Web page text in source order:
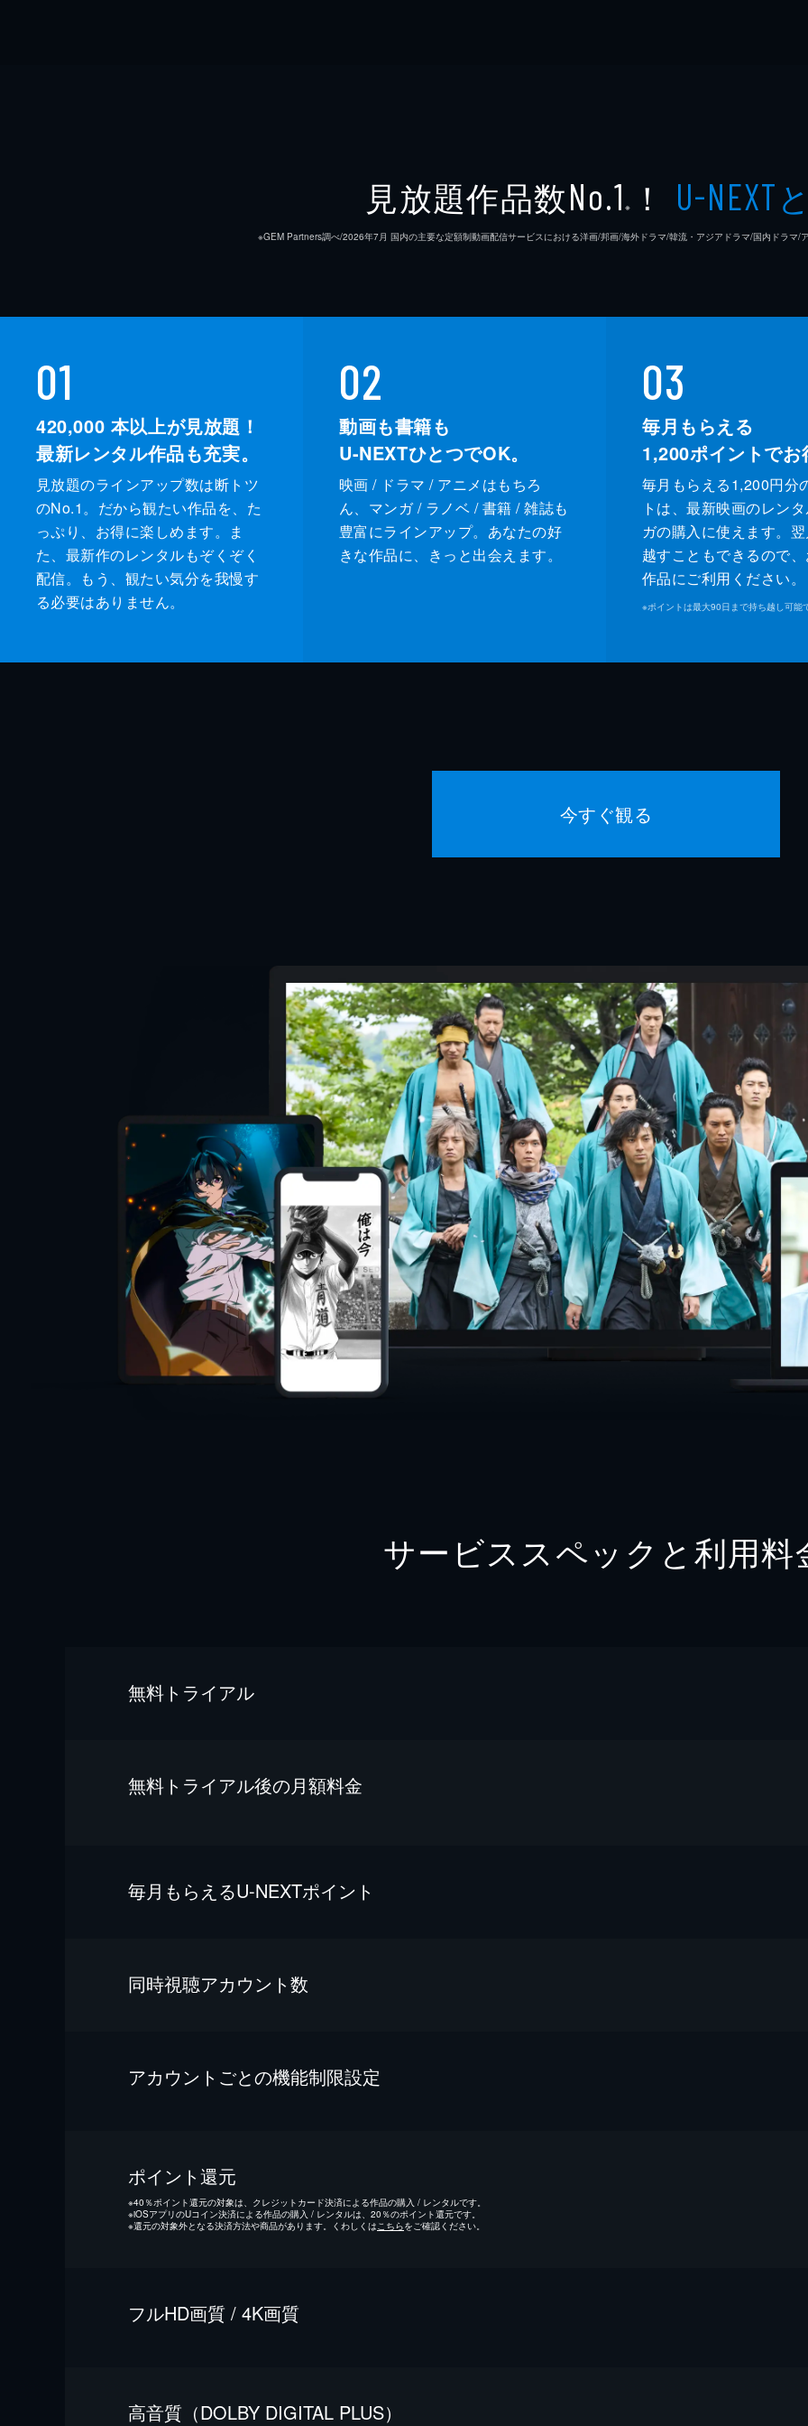
見放題作品数No.1 ※ ！ U-NEXT
※GEM Partners調べ/2026年7⽉ 国内の主要な定額制動画配信サービスにおける洋画/邦画/海外ドラマ/韓流・アジアドラマ/国内ドラマ/
01
420,000 本以上が見放題！
最新レンタル作品も充実。
見放題のラインアップ数は断トツ
のNo.1。だから観たい作品を、た
っぷり、お得に楽しめます。ま
た、最新作のレンタルもぞくぞく
配信。もう、観たい気分を我慢す
る必要はありません。
02
動画も書籍も
U-NEXTひとつでOK。
映画 / ドラマ / アニメはもちろ
ん、マンガ / ラノベ / 書籍 / 雑誌も
豊富にラインアップ。あなたの好
きな作品に、きっと出会えます。
03
毎月もらえる
1,200ポイントでお
毎月もらえる1,200円分
トは、最新映画のレン
ガの購入に使えます。
越すこともできるので
作品にご利用ください。
※ポイントは最大90日まで持ち越し可能
今すぐ観る
サービススペックと利用料
無料トライアル
無料トライアル後の⽉額料金
毎⽉もらえるU-NEXTポイント
同時視聴アカウント数
アカウントごとの機能制限設定
ポイント還元
※40％ポイント還元の対象は、クレジットカード決済による作品の購入 / レンタルです。
※iOSアプリのUコイン決済による作品の購入 / レンタルは、20％のポイント還元です。
※還元の対象外となる決済方法や商品があります。くわしくは こちらをご確認ください。
フルHD画質 / 4K画質
⾼⾳質（DOLBY DIGITAL PLUS）